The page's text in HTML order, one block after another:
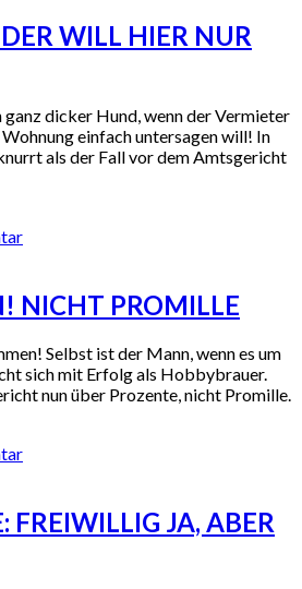
WILL HIER NUR
dicker Hund, wenn der Vermieter
einfach untersagen will! In
als der Fall vor dem Amtsgericht
NICHT PROMILLE
Selbst ist der Mann, wenn es um
sich mit Erfolg als Hobbybrauer.
nun über Prozente, nicht Promille.
FREIWILLIG JA, ABER